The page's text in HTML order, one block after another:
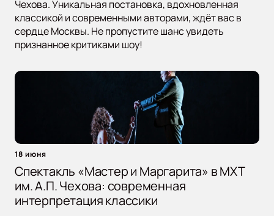
Чехова. Уникальная постановка, вдохновленная
классикой и современными авторами, ждёт вас в
сердце Москвы. Не пропустите шанс увидеть
признанное критиками шоу!
18 июня
Спектакль «Мастер и Маргарита» в МХТ
им. А.П. Чехова: современная
интерпретация классики